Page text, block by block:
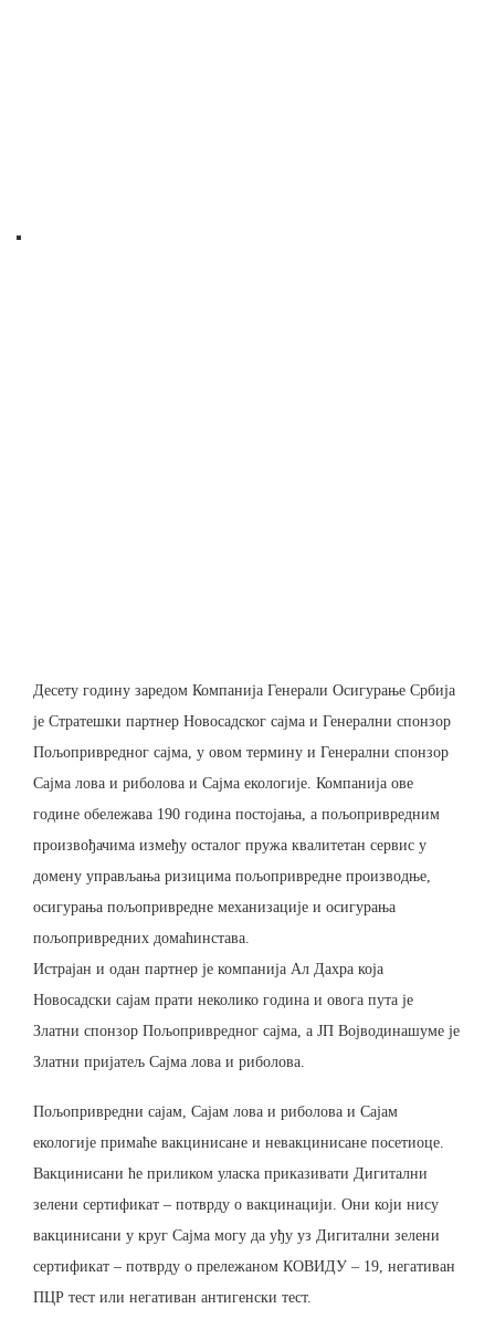
Десету годину заредом Компанија Генерали Осигурање Србија
је Стратешки партнер Новосадског сајма и Генерални спонзор
Пољопривредног сајма, у овом термину и Генерални спонзор
Сајма лова и риболова и Сајма екологије. Компанија ове
године обележава 190 година постојања, а пољопривредним
произвођачима између осталог пружа квалитетан сервис у
домену управљања ризицима пољопривредне производње,
осигурања пољопривредне механизације и осигурања
пољопривредних домаћинстава.
Истрајан и одан партнер је компанија Ал Дахра која
Новосадски сајам прати неколико година и овога пута је
Златни спонзор Пољопривредног сајма, а ЈП Војводинашуме је
Златни пријатељ Сајма лова и риболова.
Пољопривредни сајам, Сајам лова и риболова и Сајам
екологије примаће вакцинисане и невакцинисане посетиоце.
Вакцинисани ће приликом уласка приказивати Дигитални
зелени сертификат – потврду о вакцинацији. Они који нису
вакцинисани у круг Сајма могу да уђу уз Дигитални зелени
сертификат – потврду о прележаном КОВИДУ – 19, негативан
ПЦР тест или негативан антигенски тест.